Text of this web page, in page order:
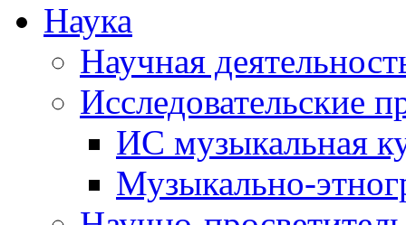
Наука
Научная
Исследовательские
ИС музыкальная
Музыкально-